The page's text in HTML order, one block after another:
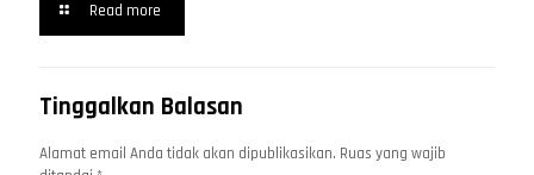
Read more
Tinggalkan Balasan
Alamat email Anda tidak akan dipublikasikan. Ruas yang wajib